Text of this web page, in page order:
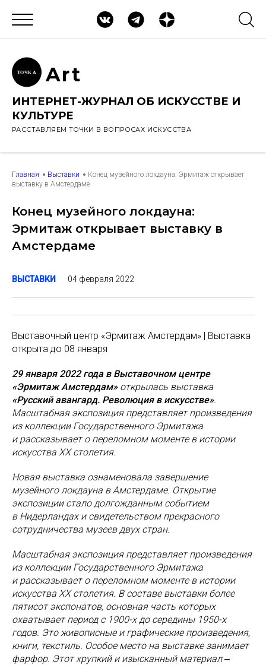
ТОЧК А Art
ИНТЕРНЕТ-ЖУРНАЛ ОБ ИСКУССТВЕ И
КУЛЬТУРЕ
РАССТАВЛЯЕМ ТОЧКИ В ВОПРОСАХ ИСКУССТВА
Главная Выставки
Конец музейного локдауна: Эрмитаж открывает
выставку в Амстердаме
Конец музейного локдауна:
Эрмитаж открывает выставку в
Амстердаме
ВЫСТАВКИ 04 февраля 2022
Выставочный центр «Эрмитаж Амстердам» | Выставка
открыта до 08 января
29 января 2022 года в Выставочном центре
«Эрмитаж Амстердам»открылась выставка
«Русский авангард. Революция в искусстве».
Масштабная экспозиция представляет произведения
из коллекции Государственного Эрмитажа
и рассказывает о переломном моменте в истории
искусства ХХ столетия.
Новая выставка ознаменовала завершение
музейного локдауна в Амстердаме. Открытие
экспозиции стало долгожданным событием
в Нидерландах и свидетельством прекрасного
сотрудничества музеев двух стран.
Масштабная экспозиция представляет произведения
из коллекции Государственного Эрмитажа
и рассказывает о переломном моменте в истории
искусства ХХ столетия. В составе выставки более
пятисот экспонатов, основная часть которых
охватывает период с 1900-х до середины 1950-х
годов. Это живописные и графические произведения,
книги, текстиль. Особое место на выставке занимает
фарфор. Этот хрупкий и изысканный материал ‒